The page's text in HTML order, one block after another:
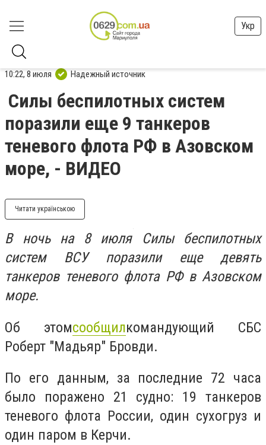
Укр
10:22, 8 июля Надежный источник
Силы беспилотных систем
поразили еще 9 танкеров
теневого флота РФ в Азовском
море, - ВИДЕО
Читати українською
В ночь на 8 июля Силы беспилотных
систем ВСУ поразили еще девять
танкеров теневого флота РФ в Азовском
море.
Об этомсообщилкомандующий СБС
Роберт "Мадьяр" Бровди.
По его данным, за последние 72 часа
было поражено 21 судно: 19 танкеров
теневого флота России, один сухогруз и
один паром в Керчи.